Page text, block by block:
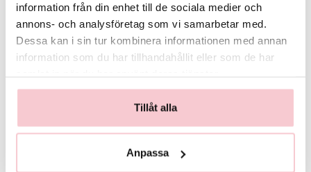
information från din enhet till de sociala medier och
annons- och analysföretag som vi samarbetar med.
Dessa kan i sin tur kombinera informationen med annan
information som du har tillhandahållit eller som de har
Tillåt alla
Anpassa
Handbukett med en
rosa germini
129 kr
Köp
Handbukett med en röd
ros
89 kr
Köp